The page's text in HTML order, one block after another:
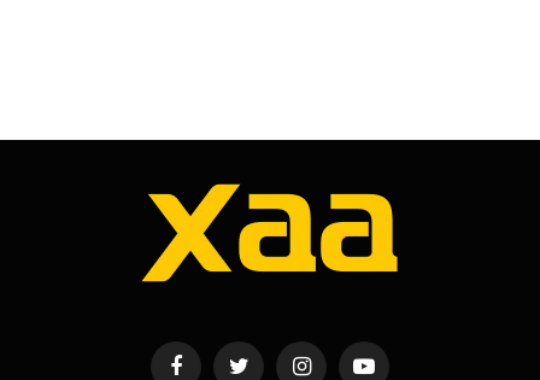
FacebookTwitter InstagramYouTube